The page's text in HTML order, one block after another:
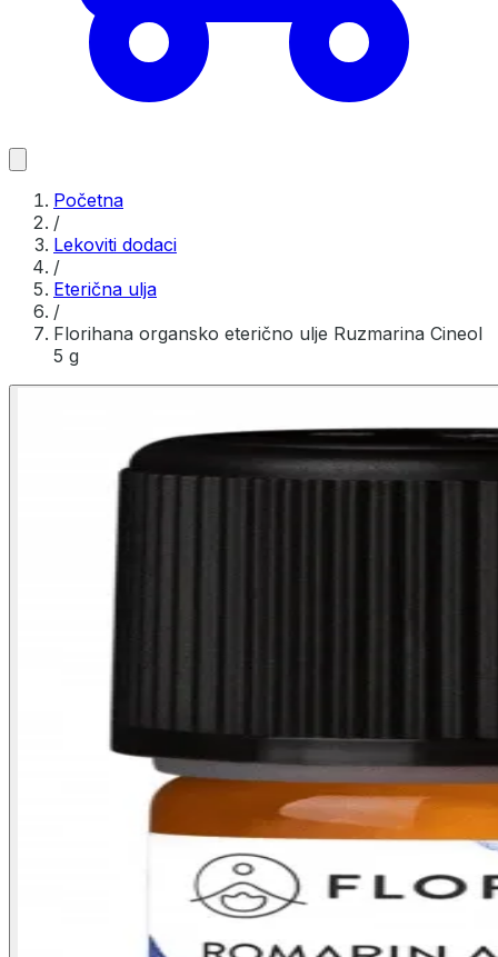
Početna
/
Lekoviti dodaci
/
Eterična ulja
/
Florihana organsko eterično ulje Ruzmarina Cineol
5 g